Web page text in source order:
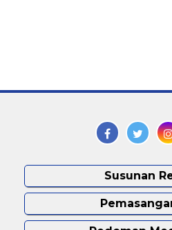
Susunan